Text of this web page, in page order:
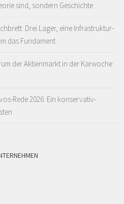
sind, sondern Geschichte
Drei Lager, eine Infrastruktur-
das Fundament
der Aktienmarkt in der Karwoche
Rede 2026: Ein konservativ-